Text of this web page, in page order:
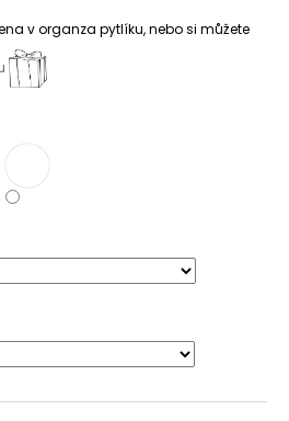
v organza pytlíku, nebo si můžete